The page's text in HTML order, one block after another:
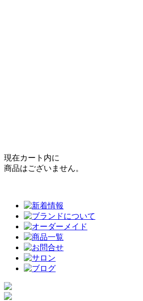
現在カート内に
商品はございません。